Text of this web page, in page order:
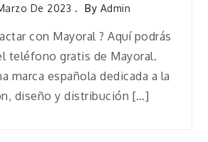
De 2023 By Admin
con Mayoral ? Aquí podrás
teléfono gratis de Mayoral.
marca española dedicada a la
diseño y distribución […]